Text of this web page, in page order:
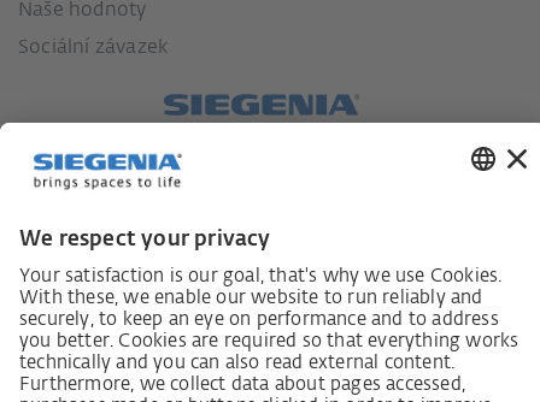
Naše hodnoty
Sociální závazek
Zákon o náležité péči dodavatelského řetězce
Lieferantenkodex
Grundsatzerklärung Menschenrechtsstrategie
Beschwerdeverfahren